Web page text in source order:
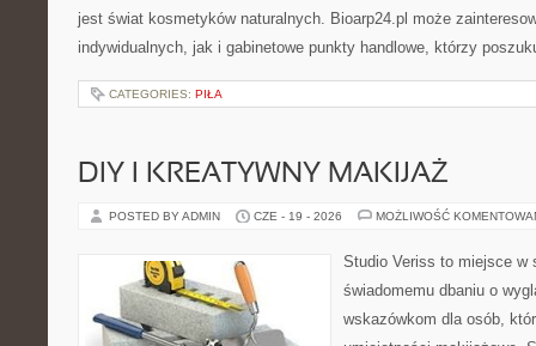
jest świat kosmetyków naturalnych. Bioarp24.pl może
indywidualnych, jak i gabinetowe punkty handlowe, którzy
CATEGORIES: PIŁA
DIY I KREATYWNY MAKIJAŻ
POSTED BY ADMIN CZE - 19 - 2026 MOŻLIWOŚĆ
Studio Veriss to miejsce w
świadomemu dbaniu o
wskazówkom dla osób,